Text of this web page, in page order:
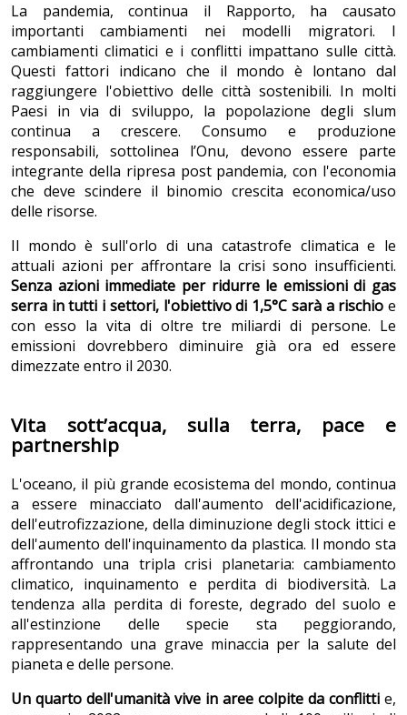
La pandemia, continua il Rapporto, ha causato
importanti cambiamenti nei modelli migratori. I
cambiamenti climatici e i conflitti impattano sulle città.
Questi fattori indicano che il mondo è lontano dal
raggiungere l'obiettivo delle città sostenibili. In molti
Paesi in via di sviluppo, la popolazione degli slum
continua a crescere. Consumo e produzione
responsabili, sottolinea l’Onu, devono essere parte
integrante della ripresa post pandemia, con l'economia
che deve scindere il binomio crescita economica/uso
delle risorse.
Il mondo è sull'orlo di una catastrofe climatica e le
attuali azioni per affrontare la crisi sono insufficienti.
Senza azioni immediate per ridurre le emissioni di gas
serra in tutti i settori, l'obiettivo di 1,5°C sarà a rischio e
con esso la vita di oltre tre miliardi di persone. Le
emissioni dovrebbero diminuire già ora ed essere
dimezzate entro il 2030.
Vita sott’acqua, sulla terra, pace e
partnership
L'oceano, il più grande ecosistema del mondo, continua
a essere minacciato dall'aumento dell'acidificazione,
dell'eutrofizzazione, della diminuzione degli stock ittici e
dell'aumento dell'inquinamento da plastica. Il mondo sta
affrontando una tripla crisi planetaria: cambiamento
climatico, inquinamento e perdita di biodiversità. La
tendenza alla perdita di foreste, degrado del suolo e
all'estinzione delle specie sta peggiorando,
rappresentando una grave minaccia per la salute del
pianeta e delle persone.
Un quarto dell'umanità vive in aree colpite da conflitti e,